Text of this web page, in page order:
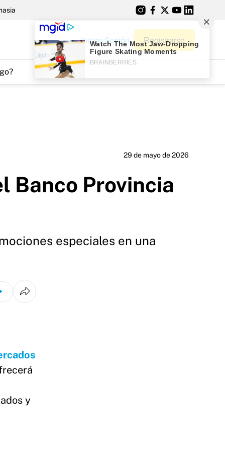
Iniciar Sesión Registrarse
29 de mayo de 2026
Banco Provincia
especiales en una
y